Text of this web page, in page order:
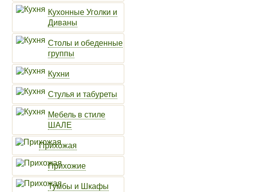
Кухонные Уголки и
Диваны
Столы и обеденные
группы
Кухни
Стулья и табуреты
Мебель в стиле
ШАЛЕ
Прихожая
Прихожие
Тумбы и Шкафы